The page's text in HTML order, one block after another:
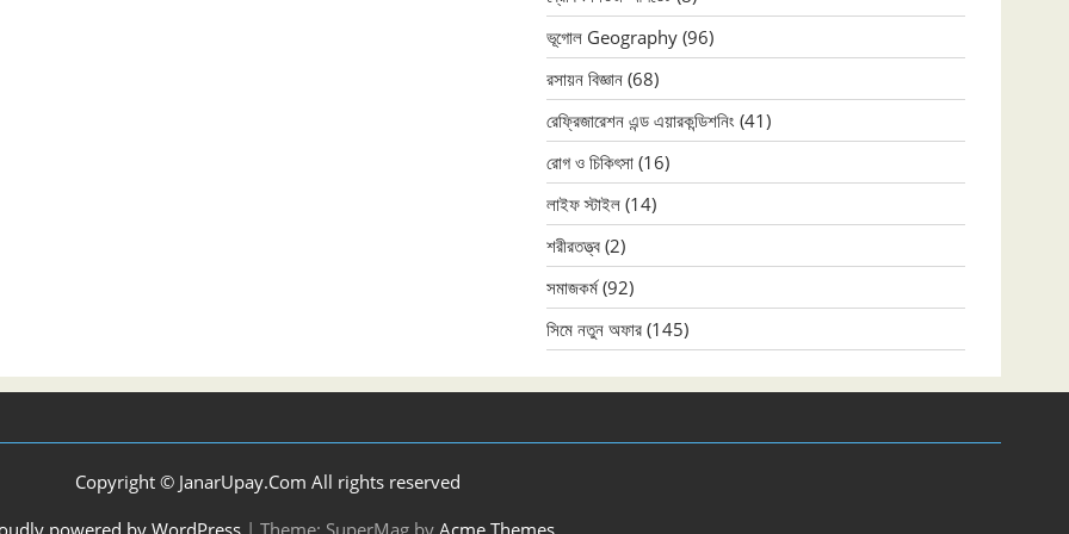
ভূগোল Geography (96)
রসায়ন বিজ্ঞান (68)
রেফ্রিজারেশন এন্ড এয়ারকন্ডিশনিং (41)
রোগ ও চিকিৎসা (16)
লাইফ স্টাইল (14)
শরীরতত্ত্ব (2)
সমাজকর্ম(92)
সিমে নতুন ‍অফার (145)
Copyright © JanarUpay.Com All rights reserved
powered by WordPress | Theme: SuperMag by Acme Themes